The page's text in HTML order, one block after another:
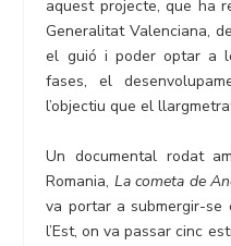
aquest projecte, que ha
Generalitat Valenciana,
el guió i poder optar a
fases, el
l’objectiu que el
Un documental rodat
Romania, La cometa de
va portar a submergir-se
l’Est, on va passar cinc